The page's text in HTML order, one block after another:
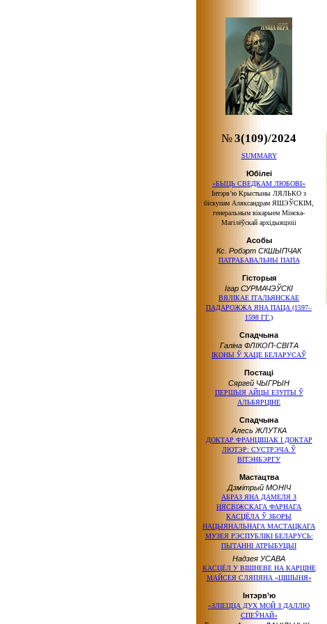
№3(109)/2024
SUMMARY
Юбілеі
«БЫЦЬ СВЕДКАМ ЛЮБОВІ»
Інтэрв’ю Крыстыны ЛЯЛЬКО з
біскупам Аляксандрам ЯШЭЎСКІМ,
генеральным вікарыем Мінска-
Магілёўскай архідыяцэзіі
Асобы
Кс. Робэрт СКШЫПЧАК
ПАТРАБАВАЛЬНЫ ПАПА
Гісторыя
Ігар СУРМАЧЭЎСКІ
ВЯЛІКАЕ ІТАЛЬЯНСКАЕ
ПАДАРОЖЖА ЯНА ПАЦА (1597–
1598 ГГ.)
Спадчына
Галіна ФЛІКОП-СВІТА
ІКОНЫ Ў ХАЦЕ БЕЛАРУСАЎ
Постаці
Сяргей ЧЫГРЫН
ПЕРШЫЯ АЙЦЫ ЕЗУІТЫ Ў
АЛЬБЯРЦІНЕ
Спадчына
Алесь ЖЛУТКА
ДОКТАР ФРАНЦІШАК І ДОКТАР
ЛЮТЭР: СУСТРЭЧА Ў
ВІТЭНБЭРГУ
Мастацтва
Дзмітрый МОНІЧ
АБРАЗ ЯНА ДАМЕЛЯ З
НЯСВІЖСКАГА ФАРНАГА
КАСЦЁЛА Ў ЗБОРЫ
НАЦЫЯНАЛЬНАГА МАСТАЦКАГА
МУЗЕЯ РЭСПУБЛІКІ БЕЛАРУСЬ:
ПЫТАННІ АТРЫБУЦЫІ
Надзея УСАВА
КАСЦЁЛ У ВІШНЕВЕ НА КАРЦІНЕ
МАЙСЕЯ СЛЯПЯНА «ЦІШЫНЯ»
Інтэрв’ю
«ЗЛІЕЦЦА ДУХ МОЙ З ДАЛЛЮ
СПЕЎНАЙ»